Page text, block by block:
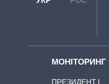
МОНІТОРИНГ
ПРЕЗИДЕНТ І